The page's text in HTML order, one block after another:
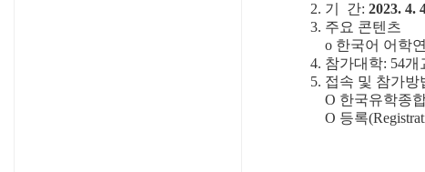
2. 기 간: 2023. 4.
3. 주요 콘텐츠
o 한국어 어학
4. 참가대학: 54개
5. 접속 및 참가방
O 한국유학종
O 등록